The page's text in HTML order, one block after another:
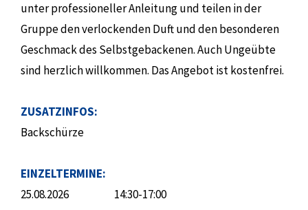
unter professioneller Anleitung und teilen in der
Gruppe den verlockenden Duft und den besonderen
Geschmack des Selbstgebackenen. Auch Ungeübte
sind herzlich willkommen. Das Angebot ist kostenfrei.
ZUSATZINFOS:
Backschürze
EINZELTERMINE:
25.08.2026
14:30-17:00